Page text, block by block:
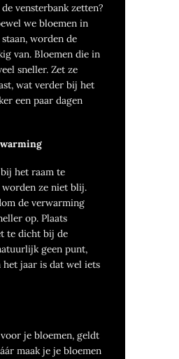
vensterbank zetten?
we bloemen in
worden de
van. Bloemen die in
sneller. Zet ze
wat verder bij het
een paar dagen
het raam te
worden ze niet blij.
de verwarming
op. Plaats
te dicht bij de
geen punt,
het jaar is dat wel iets
je bloemen, geldt
maak je je bloemen